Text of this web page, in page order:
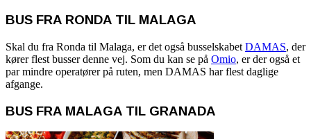
BUS FRA RONDA TIL MALAGA
Skal du fra Ronda til Malaga, er det også busselskabet DAMAS, der
kører flest busser denne vej. Som du kan se på Omio, er der også et
par mindre operatører på ruten, men DAMAS har flest daglige
afgange.
BUS FRA MALAGA TIL GRANADA